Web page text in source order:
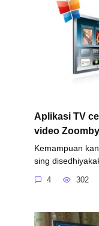
Aplikasi TV
video
Kemampuan
sing
4 302